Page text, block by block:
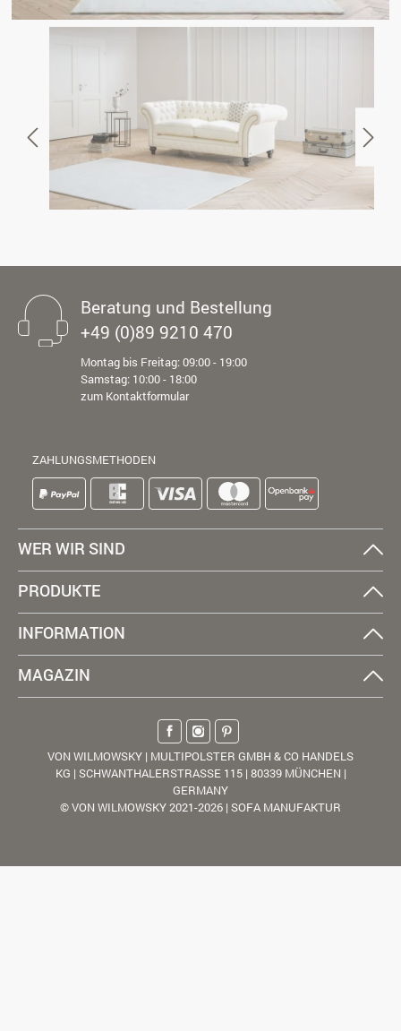
Beratung und Bestellung
+49 (0)89 9210 470
Montag bis Freitag: 09:00 - 19:00
Samstag: 10:00 - 18:00
zum Kontaktformular
ZAHLUNGSMETHODEN
WER WIR SIND
PRODUKTE
INFORMATION
MAGAZIN
VON WILMOWSKY | MULTIPOLSTER GMBH & CO HANDELS
KG | SCHWANTHALERSTRASSE 115 | 80339 MÜNCHEN |
GERMANY
© VON WILMOWSKY 2021-2026 | SOFA MANUFAKTUR